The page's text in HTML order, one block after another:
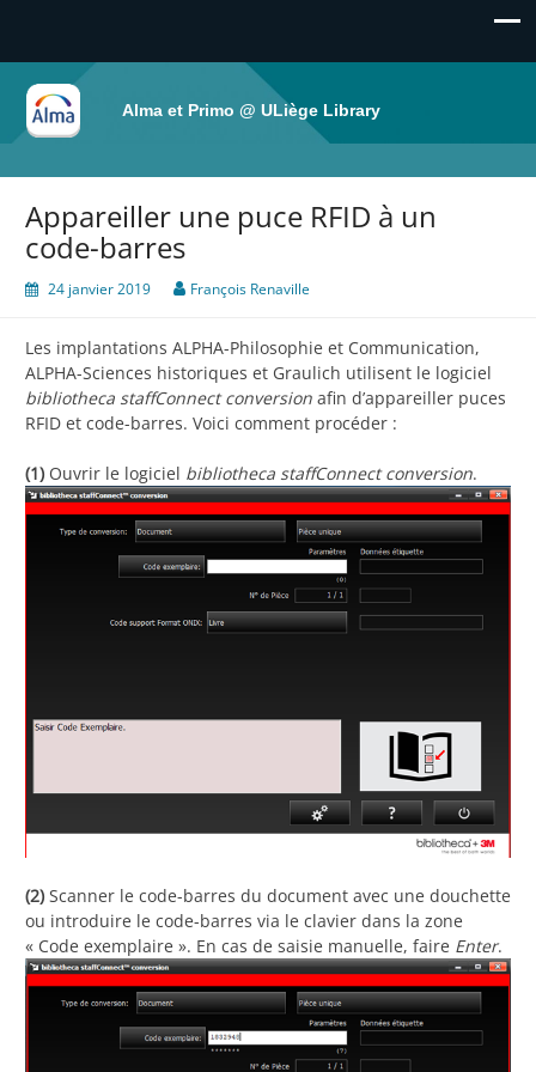
Alma et Primo @ ULiège Library
Appareiller une puce RFID à un
code-barres
24 janvier 2019 François Renaville
Les implantations ALPHA-Philosophie et Communication,
ALPHA-Sciences historiques et Graulich utilisent le logiciel
bibliotheca staffConnect conversion afin d’appareiller puces
RFID et code-barres. Voici comment procéder :
(1) Ouvrir le logiciel bibliotheca staffConnect conversion.
(2) Scanner le code-barres du document avec une douchette
ou introduire le code-barres via le clavier dans la zone
« Code exemplaire ». En cas de saisie manuelle, faire Enter.